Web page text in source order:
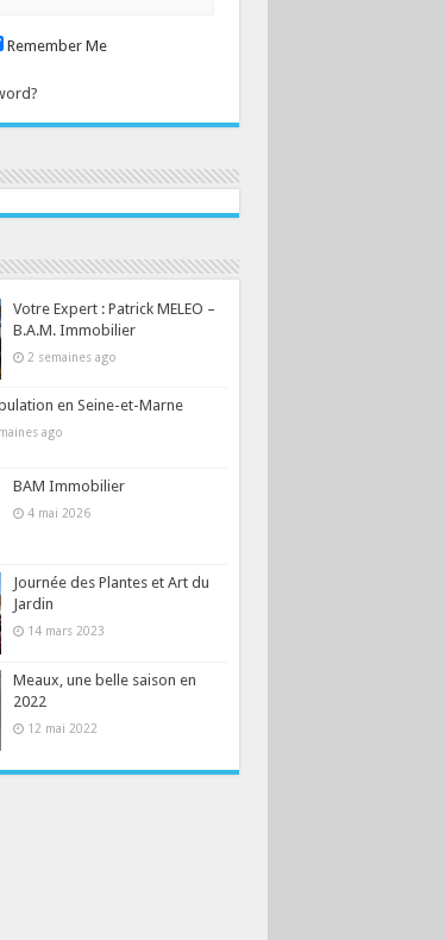
Remember Me
Votre Expert : Patrick MELEO –
B.A.M. Immobilier
2 semaines ago
en Seine-et-Marne
ago
BAM Immobilier
4 mai 2026
Journée des Plantes et Art du
Jardin
14 mars 2023
Meaux, une belle saison en
2022
12 mai 2022